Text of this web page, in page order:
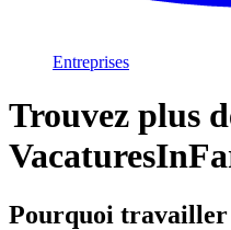
Entreprises
Trouvez plus
Pourquoi travailler